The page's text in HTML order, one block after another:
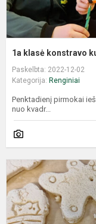
1a klasė konstravo
Paskelbta: 2022-12-02
Kategorija: Renginiai
Penktadienį pirmokai
nuo kvadr...